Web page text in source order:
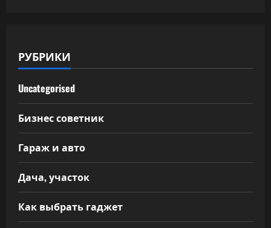
РУБРИКИ
Uncategorised
Бизнес советник
Гараж и авто
Дача, участок
Как выбрать гаджет